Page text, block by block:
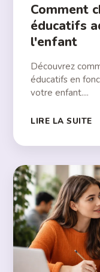
Comment
éducatifs
l'enfant
Découvrez
éducatifs en
votre enfant....
LIRE LA SUITE